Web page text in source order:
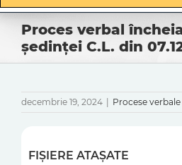
Proces verbal
ședinței C.L. din
decembrie 19, 2024 Procese
FIȘIERE ATAȘATE